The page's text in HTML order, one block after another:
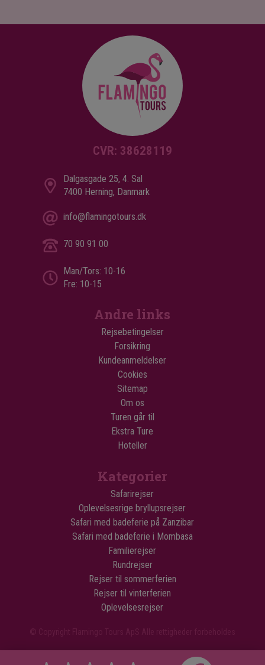
CVR: 38628119
Dalgasgade 25, 4. Sal
7400 Herning, Danmark
info@flamingotours.dk
70 90 91 00
Man/Tors: 10-16
Fre: 10-15
Andre links
Rejsebetingelser
Forsikring
Kundeanmeldelser
Cookies
Sitemap
Om os
Turen går til
Ekstra Ture
Hoteller
Kategorier
Safarirejser
Oplevelsesrige bryllupsrejser
Safari med badeferie på Zanzibar
Safari med badeferie i Mombasa
Familierejser
Rundrejser
Rejser til sommerferien
Rejser til vinterferien
Oplevelsesrejser